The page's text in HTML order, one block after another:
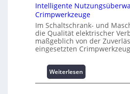
u
m
L
a
s
s
p
i
Intelligente
Crimpwerkzeuge
Im Schaltschrank- und
die Qualität elektrischer
maßgeblich von der
eingesetzten
Weiterlesen:
I